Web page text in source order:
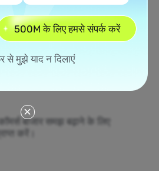
कॉमर्स बाजार समझ बढ़ाने के लिए
करें।
500M के लिए हमसे संपर्क करें
से मुझे याद न दिलाएं